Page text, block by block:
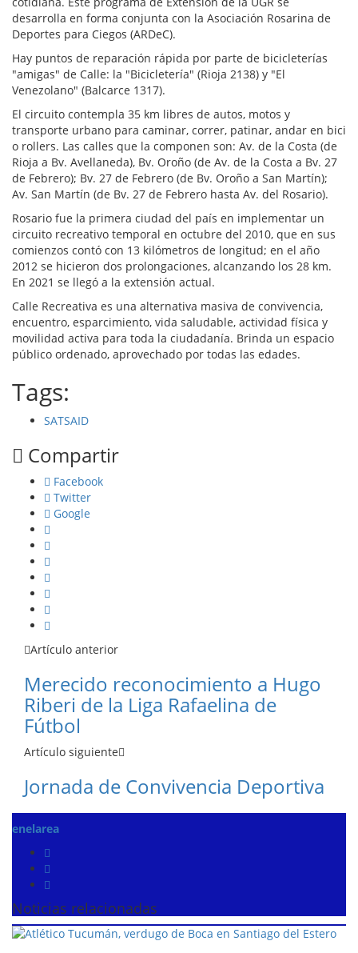
desarrolla en forma conjunta con la Asociación Rosarina de
Deportes para Ciegos (ARDeC).
Hay puntos de reparación rápida por parte de bicicleterías
"amigas" de Calle: la "Bicicletería" (Rioja 2138) y "El
Venezolano" (Balcarce 1317).
El circuito contempla 35 km libres de autos, motos y
transporte urbano para caminar, correr, patinar, andar en bici
o rollers. Las calles que la componen son: Av. de la Costa (de
Rioja a Bv. Avellaneda), Bv. Oroño (de Av. de la Costa a Bv. 27
de Febrero); Bv. 27 de Febrero (de Bv. Oroño a San Martín);
Av. San Martín (de Bv. 27 de Febrero hasta Av. del Rosario).
Rosario fue la primera ciudad del país en implementar un
circuito recreativo temporal en octubre del 2010, que en sus
comienzos contó con 13 kilómetros de longitud; en el año
2012 se hicieron dos prolongaciones, alcanzando los 28 km.
En 2021 se llegó a la extensión actual.
Calle Recreativa es una alternativa masiva de convivencia,
encuentro, esparcimiento, vida saludable, actividad física y
movilidad activa para toda la ciudadanía. Brinda un espacio
público ordenado, aprovechado por todas las edades.
Tags:
SATSAID
Compartir
Facebook
Twitter
Google
Artículo anterior
Merecido reconocimiento a Hugo
Riberi de la Liga Rafaelina de
Fútbol
Artículo siguiente
Jornada de Convivencia Deportiva
enelarea
Noticias relacionadas